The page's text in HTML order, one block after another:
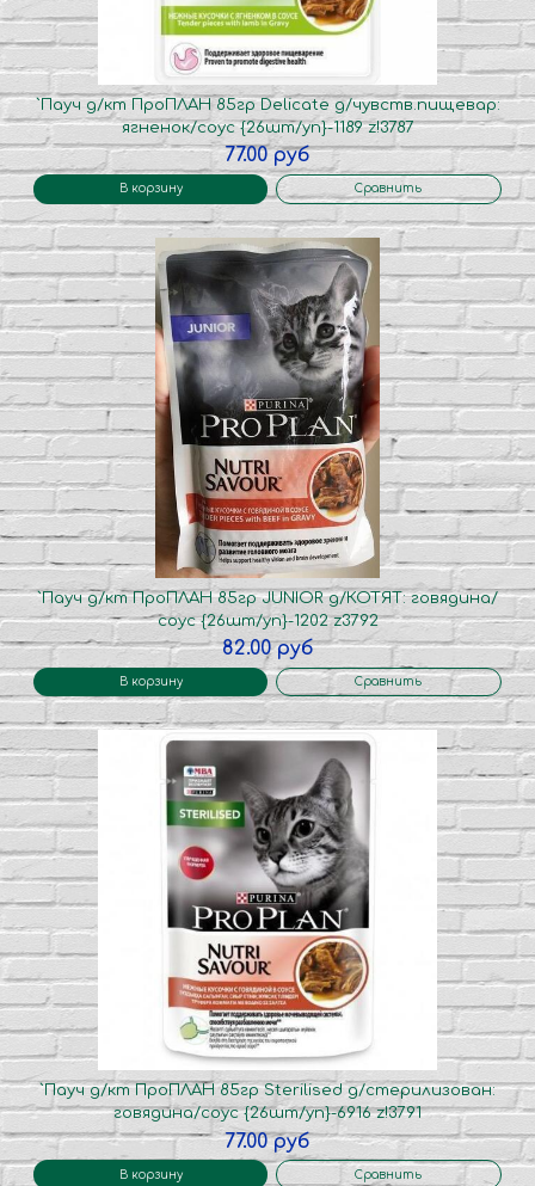
`Пауч д/кт ПроПЛАН 85гр Delicate д/чувств.пищевар:
ягненок/соус {26шт/уп}-1189 z!3787
77.00 руб
В корзину Сравнить
`Пауч д/кт ПроПЛАН 85гр JUNIOR д/КОТЯТ: говядина/
соус {26шт/уп}-1202 z3792
82.00 руб
В корзину Сравнить
`Пауч д/кт ПроПЛАН 85гр Sterilised д/стерилизован:
говядина/соус {26шт/уп}-6916 z!3791
77.00 руб
В корзину Сравнить